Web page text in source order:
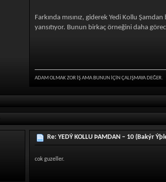
Farkında mısınız, giderek Yedi Kollu
yansıtıyor. Bunun birkaç örneğini daha
ADAM OLMAK ZOR İŞ AMA BUNUN İÇİN ÇALIŞMAYA DEĞER.
Re: YEDÝ KOLLU ÞAMDAN – 10 (Bakýr
cok guzeller.